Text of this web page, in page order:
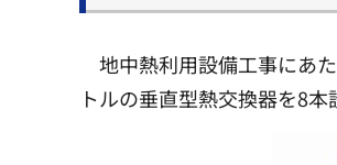
地中熱利用設備工事にあ
トルの垂直型熱交換器を8